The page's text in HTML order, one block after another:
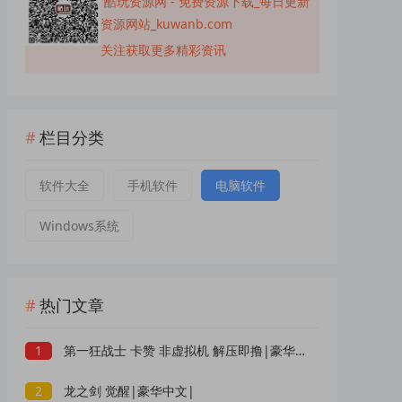
资源网站_kuwanb.com
关注获取更多精彩资讯
栏目分类
软件大全 手机软件 电脑软件
Windows系统
热门文章
1 第一狂战士 卡赞 非虚拟机 解压即撸|豪华中文|
2 龙之剑 觉醒|豪华中文|